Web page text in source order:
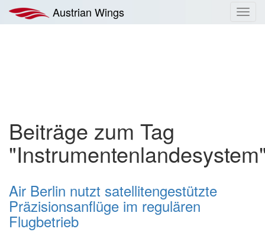
Inhalt
springen
Austrian Wings
Beiträge zum Tag
Air Berlin nutzt satellitengestützte
Präzisionsanflüge im regulären
Flugbetrieb